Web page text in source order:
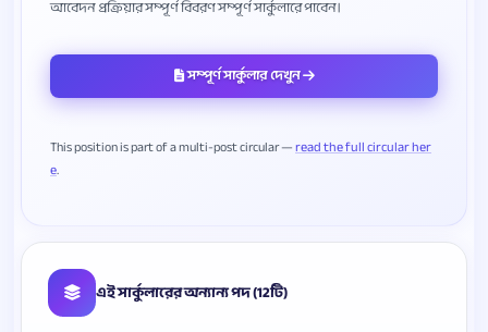
সম্পূর্ণ সার্কুলার দেখুন
This position is part of a multi-post circular —read the full circular her
e
এই সার্কুলারের অন্যান্য পদ (12টি)